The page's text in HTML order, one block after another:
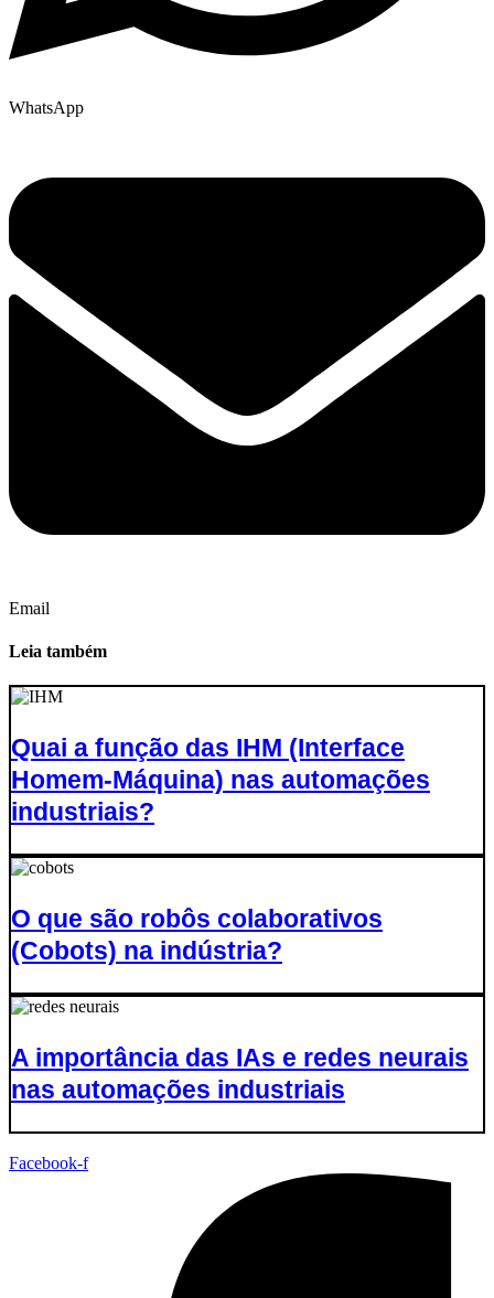
WhatsApp
Email
Leia também
Quai a função das IHM (Interface
Homem-Máquina) nas automações
industriais?
O que são robôs colaborativos
(Cobots) na indústria?
A importância das IAs e redes neurais
nas automações industriais
Facebook-f